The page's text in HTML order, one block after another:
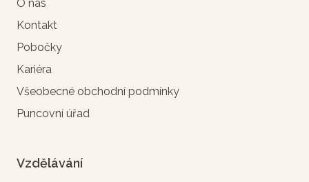
O nás
Kontakt
Pobočky
Kariéra
Všeobecné obchodní podmínky
Puncovní úřad
Vzdělávání